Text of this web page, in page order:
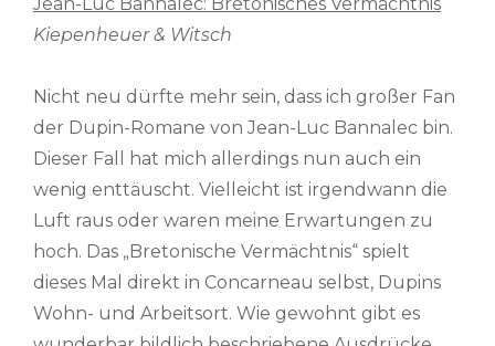
Kiepenheuer & Witsch
Nicht neu dürfte mehr sein, dass ich großer Fan
der Dupin-Romane von Jean-Luc Bannalec bin.
Dieser Fall hat mich allerdings nun auch ein
wenig enttäuscht. Vielleicht ist irgendwann die
Luft raus oder waren meine Erwartungen zu
hoch. Das „Bretonische Vermächtnis“ spielt
dieses Mal direkt in Concarneau selbst, Dupins
Wohn- und Arbeitsort. Wie gewohnt gibt es